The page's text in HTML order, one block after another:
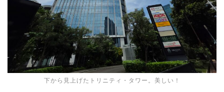
下から見上げたトリニティ・タワー。美しい！